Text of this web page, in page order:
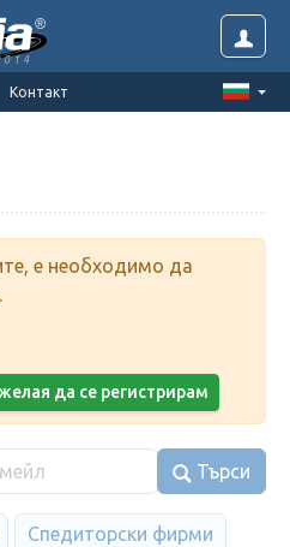
Контакт
е необходимо да
да се регистрирам
Търси
Спедиторски фирми